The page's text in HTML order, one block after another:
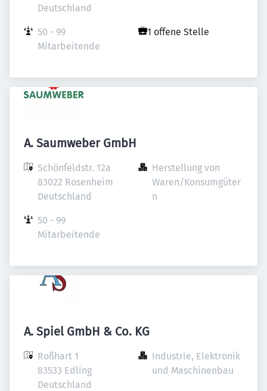
Deutschland
50 - 99
Mitarbeitende
1 offene Stelle
A. Saumweber GmbH
Schönfeldstr. 12a
83022 Rosenheim
Deutschland
Herstellung von
Waren/Konsumgüter
n
50 - 99
Mitarbeitende
A. Spiel GmbH & Co. KG
Roßhart 1
83533 Edling
Deutschland
Industrie, Elektronik
und Maschinenbau